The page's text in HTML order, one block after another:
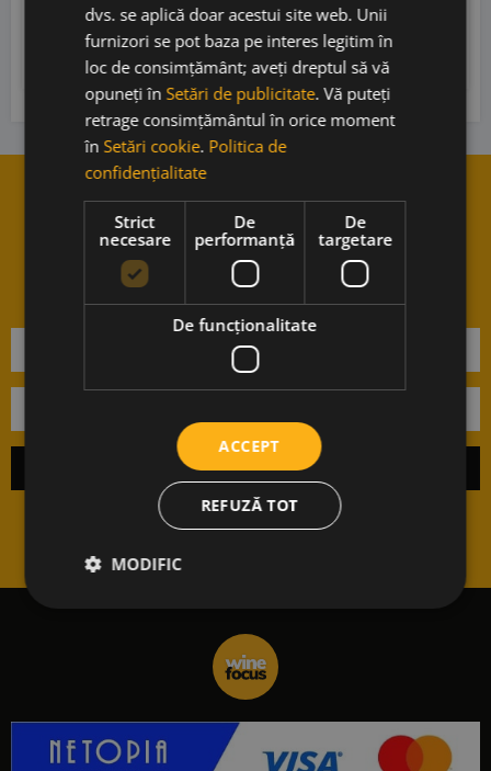
135,00lei
Adaugă în coș
Vrei sa stii cand avem noutati?
Aboneaza-te la newsletter-ul
nostru.
dvs. se aplică doar acestui site web. Unii
furnizori se pot baza pe interes legitim în
loc de consimțământ; aveți dreptul să vă
opuneți în Setări de publicitate. Vă puteți
retrage consimțământul în orice moment
în Setări cookie. Politica de
confidențialitate
Strict
necesare
De
performanță
De
targetare
De funcţionalitate
ACCEPT
REFUZĂ TOT
MODIFIC